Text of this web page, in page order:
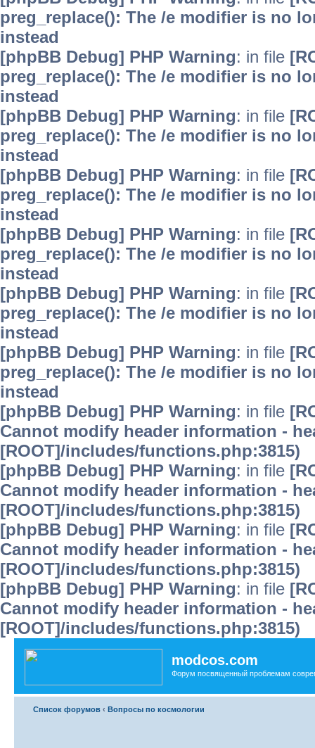
preg_replace(): The /e modifier is no
instead
[phpBB Debug] PHP Warning: in file
preg_replace(): The /e modifier is no
instead
[phpBB Debug] PHP Warning: in file
preg_replace(): The /e modifier is no
instead
[phpBB Debug] PHP Warning: in file
preg_replace(): The /e modifier is no
instead
[phpBB Debug] PHP Warning: in file
preg_replace(): The /e modifier is no
instead
[phpBB Debug] PHP Warning: in file
preg_replace(): The /e modifier is no
instead
[phpBB Debug] PHP Warning: in file
preg_replace(): The /e modifier is no
instead
[phpBB Debug] PHP Warning: in file
Cannot modify header information -
[ROOT]/includes/functions.php:3815)
[phpBB Debug] PHP Warning: in file
Cannot modify header information -
[ROOT]/includes/functions.php:3815)
[phpBB Debug] PHP Warning: in file
Cannot modify header information -
[ROOT]/includes/functions.php:3815)
[phpBB Debug] PHP Warning: in file
Cannot modify header information -
[ROOT]/includes/functions.php:3815)
modcos.com
Форум посвященный проблемам
Список форумов ‹ Вопросы по космологии